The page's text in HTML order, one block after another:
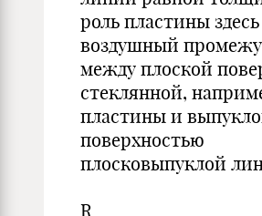
роль пластины
воздушный
между плоской
стеклянной,
пластины и
поверхностью
плосковыпуклой
R